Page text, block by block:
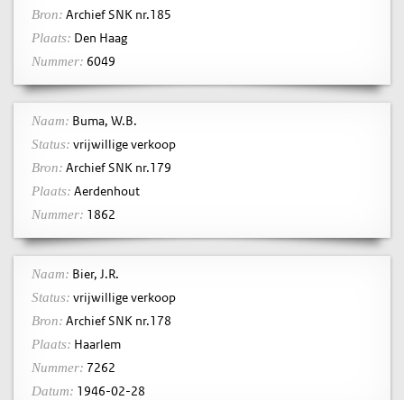
Bron: Archief SNK nr.185
Plaats: Den Haag
Nummer: 6049
Naam: Buma, W.B.
Status: vrijwillige verkoop
Bron: Archief SNK nr.179
Plaats: Aerdenhout
Nummer: 1862
Naam: Bier, J.R.
Status: vrijwillige verkoop
Bron: Archief SNK nr.178
Plaats: Haarlem
Nummer: 7262
Datum: 1946-02-28